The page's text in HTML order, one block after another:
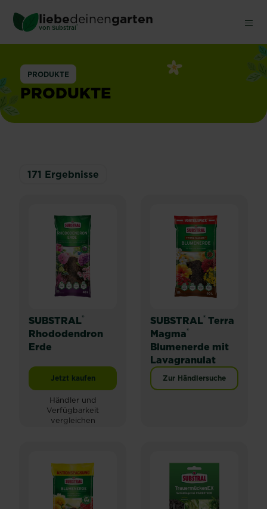
main
content
liebedeinengarten
von Substral ®
PRODUKTE
PRODUKTE
171 Ergebnisse
SUBSTRAL®
Rhododendron
Erde
Jetzt kaufenSUBSTRAL® Rhododendron Erde
Händler und
Verfügbarkeit
vergleichen
SUBSTRAL® Terra
Magma®
Blumenerde mit
Lavagranulat
Zur Händlersuche